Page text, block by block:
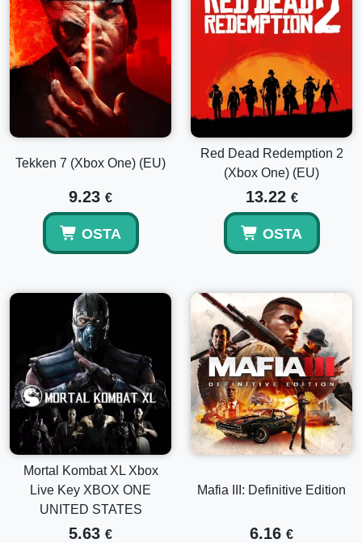
Tekken 7 (Xbox One) (EU)
9.23 €
OSTA
Red Dead Redemption 2
(Xbox One) (EU)
13.22 €
OSTA
Mortal Kombat XL Xbox
Live Key XBOX ONE
UNITED STATES
5.63 €
Mafia III: Definitive Edition
6.16 €